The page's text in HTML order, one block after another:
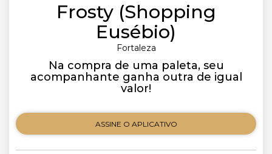
Frosty (Shopping
Eusébio)
Fortaleza
Na compra de uma paleta, seu
acompanhante ganha outra de igual
valor!
ASSINE O APLICATIVO